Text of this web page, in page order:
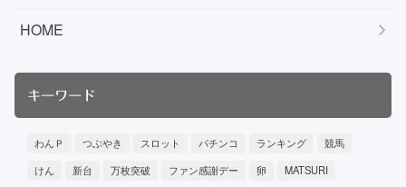
HOME
キーワード
わんＰ つぶやき スロット パチンコ ランキング
競馬
けん
新台 万枚突破 ファン感謝デー 卵
MATSURI